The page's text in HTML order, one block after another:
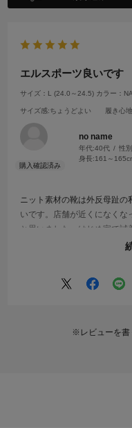
エルスポーツ良いです
サイズ：L (24.0～24.5) カラー：
サイズ感:ちょうどよい 履き心地
no name
年代:40代 性
身長:161～
ニット素材の靴は外反母趾の
いです。店舗が近くになくな
と思いました。はじめ家で試
が、履いているうちにその
※レビューを書